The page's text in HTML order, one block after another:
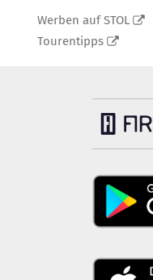
Werben auf STOL
Tourentipps